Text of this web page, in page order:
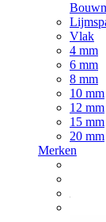
Vlak
4 mm
6 mm
8 mm
10 mm
12 mm
15 mm
20 mm
Merken